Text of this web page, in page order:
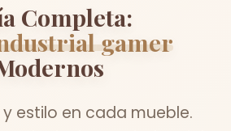
Completa:
gamer
estilo en cada mueble.